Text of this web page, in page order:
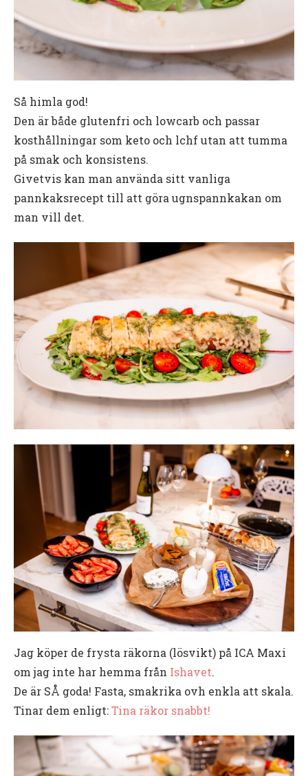
Så himla god!
Den är både glutenfri och lowcarb och passar
kosthållningar som keto och lchf utan att tumma
på smak och konsistens.
Givetvis kan man använda sitt vanliga
pannkaksrecept till att göra ugnspannkakan om
man vill det.
Jag köper de frysta räkorna (lösvikt) på ICA Maxi
om jag inte har hemma från Ishavet.
De är SÅ goda! Fasta, smakrika ovh enkla att skala.
Tinar dem enligt:Tina räkor snabbt!